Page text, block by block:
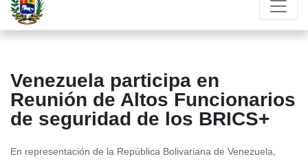
Venezuela participa en
Reunión de Altos Funcionarios
de seguridad de los BRICS+
En representación de la República Bolivariana de Venezuela,